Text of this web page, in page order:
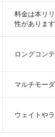
料金は本リ
性があります
ロングコン
マルチモー
ウェイトや